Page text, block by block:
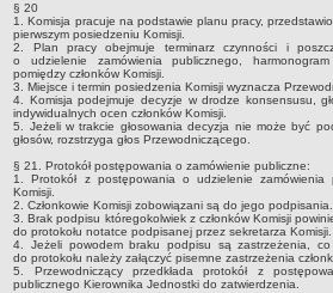
Taryfa dotycząca zbiorowego
odprowadzania ścieków
AKTUALNOŚCI
POLITYKA PRYWATNOŚCI SERWISU
§ 20
1. Komisja pracuje na podstawie planu pracy,
pierwszym posiedzeniu Komisji.
2. Plan pracy obejmuje terminarz czynności i
o udzielenie zamówienia publicznego,
pomiędzy członków Komisji.
3. Miejsce i termin posiedzenia Komisji wyznacza
4. Komisja podejmuje decyzje w drodze konsensusu,
indywidualnych ocen członków Komisji.
5. Jeżeli w trakcie głosowania decyzja nie może być
głosów, rozstrzyga głos Przewodniczącego.
§ 21. Protokół postępowania o zamówienie publiczne:
1. Protokół z postępowania o udzielenie zamówienia
Komisji.
2. Członkowie Komisji zobowiązani są do jego podpisania.
3. Brak podpisu któregokolwiek z członków Komisji
do protokołu notatce podpisanej przez sekretarza Komisji.
4. Jeżeli powodem braku podpisu są zastrzeżenia, co
do protokołu należy załączyć pisemne zastrzeżenia
5. Przewodniczący przedkłada protokół z
publicznego Kierownika Jednostki do zatwierdzenia.